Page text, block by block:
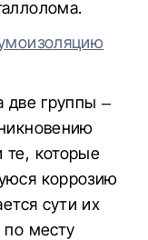
две группы –
те, которые
коррозию
сути их
по месту